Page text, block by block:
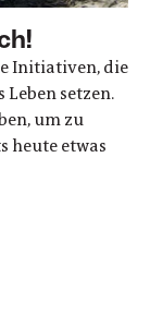
Initiativen, die
setzen.
um zu
heute etwas